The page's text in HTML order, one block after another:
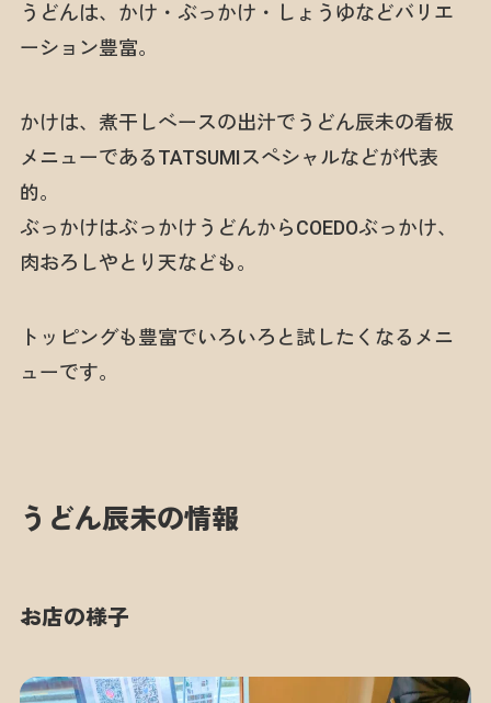
うどんは、かけ・ぶっかけ・しょうゆなどバリエ
ーション豊富。
かけは、煮干しベースの出汁でうどん辰未の看板
メニューであるTATSUMIスペシャルなどが代表
的。
ぶっかけはぶっかけうどんからCOEDOぶっかけ、
肉おろしやとり天なども。
トッピングも豊富でいろいろと試したくなるメニ
ューです。
うどん辰未の情報
お店の様子